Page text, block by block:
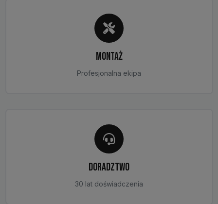
MONTAŻ
Profesjonalna ekipa
DORADZTWO
30 lat doświadczenia